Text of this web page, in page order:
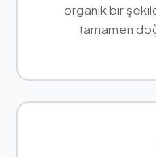
organik bir
tamamen